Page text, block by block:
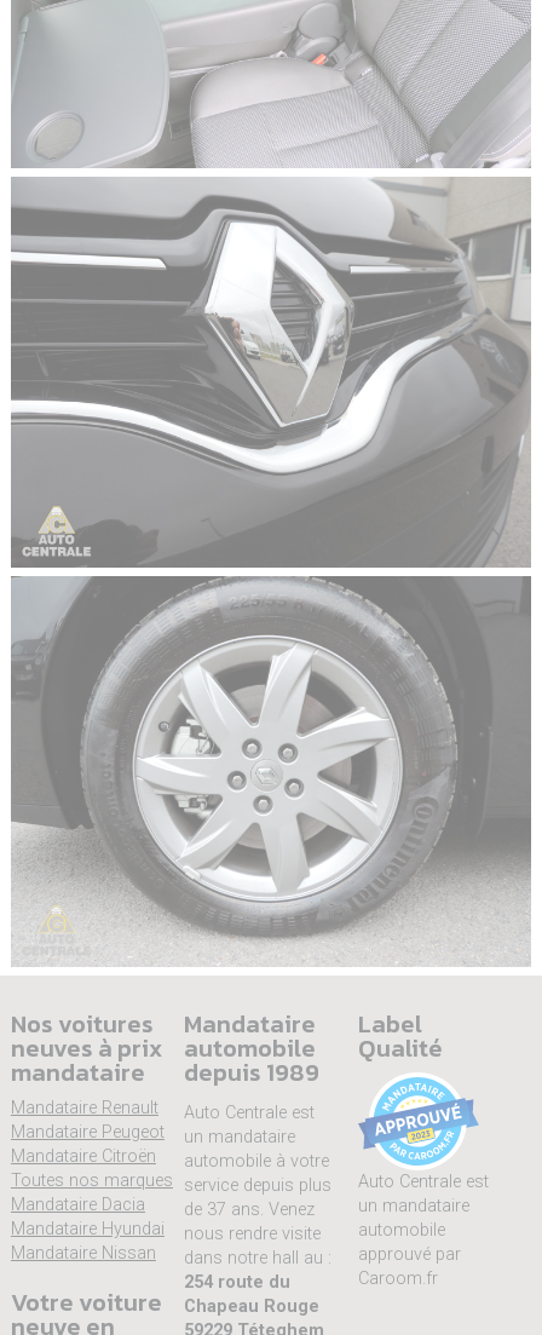
Nos voitures
neuves à prix
mandataire
Mandataire Renault
Mandataire Peugeot
Mandataire Citroën
Toutes nos marques
Mandataire Dacia
Mandataire Hyundai
Mandataire Nissan
Votre voiture
neuve en
Mandataire
automobile
depuis 1989
Auto Centrale est
un mandataire
automobile à votre
service depuis plus
de 37 ans. Venez
nous rendre visite
dans notre hall au :
254 route du
Chapeau Rouge
59229 Téteghem
Label
Qualité
Auto Centrale est
un mandataire
automobile
approuvé par
Caroom.fr